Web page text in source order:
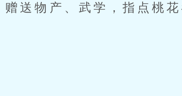
送物产、武学，指点桃花